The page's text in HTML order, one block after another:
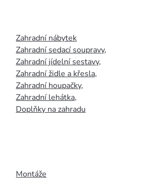
Zahradní nábytek
Zahradní sedací soupravy,
Zahradní jídelní sestavy,
Zahradní židle a křesla,
Zahradní houpačky,
Zahradní lehátka,
Doplňky na zahradu
Montáže